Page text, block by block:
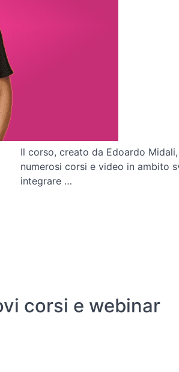
Il corso, creato da Edoardo
numerosi corsi e video in ambito
integrare …
corsi e webinar